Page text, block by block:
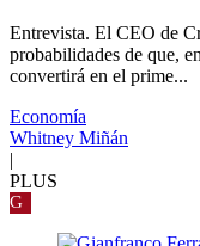
Entrevista. El CEO de
probabilidades de que,
convertirá en el prime...
Economía
Whitney Miñán
PLUS
G